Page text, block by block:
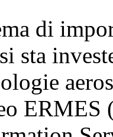
di
sta